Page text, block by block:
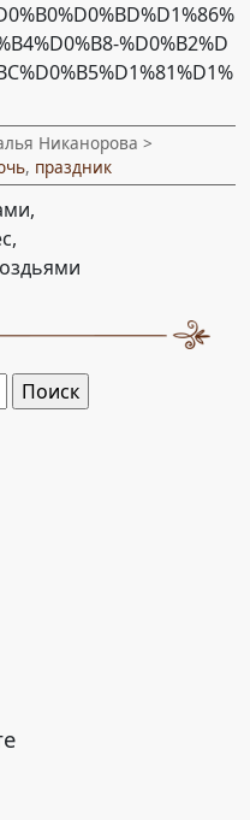
%D0%B2%D
Никанорова >
, праздник